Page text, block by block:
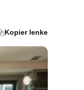
Etiske retningslinjer
Personvernerklæring
Redaksjonell policy
Kopier lenke